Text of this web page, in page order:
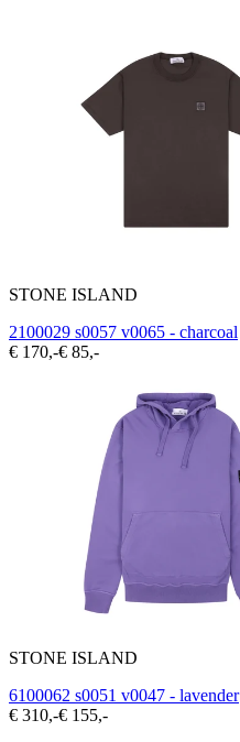
STONE ISLAND
2100029 s0057 v0065 - charcoal
€ 170,-€ 85,-
STONE ISLAND
6100062 s0051 v0047 - lavender
€ 310,-€ 155,-